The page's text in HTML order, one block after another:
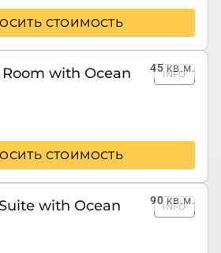
СТОИМОСТЬ
45кв.м.
with Ocean
INFO
СТОИМОСТЬ
90кв.м.
with Ocean
INFO